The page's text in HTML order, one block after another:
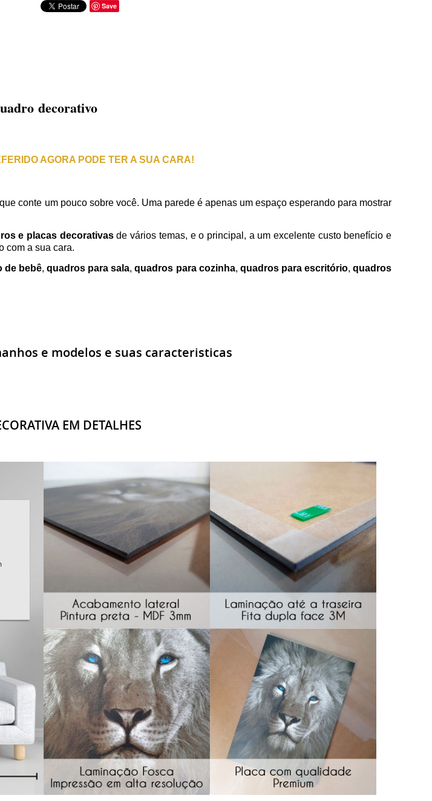
Save
decorativo
AGORA PODE TER A SUA CARA!
conte um pouco sobre você. Uma parede é apenas um espaço esperando para mostrar
e placas decorativasde vários temas, e o principal, a um excelente custo benefício e
com a sua cara.
de bebê,quadros para sala, quadros para cozinha, quadros para escritório,quadros
e modelos e suas caracteristicas
EM DETALHES